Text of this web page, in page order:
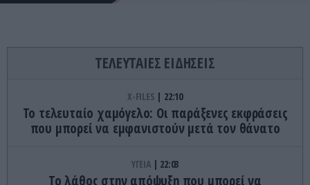
ΤΕΛΕΥΤΑΙΕΣ ΕΙΔΗΣΕΙΣ
X-FILES 22:10
Το τελευταίο χαμόγελο: Οι παράξενες εκφράσεις
που μπορεί να εμφανιστούν μετά τον θάνατο
ΥΓΕΙΑ 22:03
Το λάθος στην απόψυξη που μπορεί να